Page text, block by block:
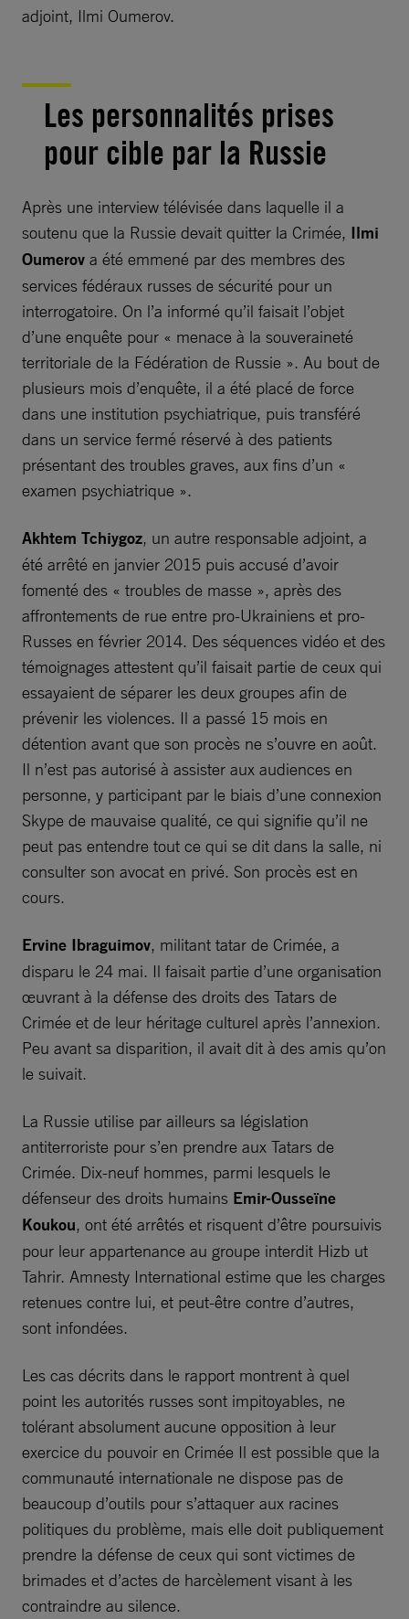
adjoint, Ilmi Oumerov.
Les personnalités prises
pour cible par la Russie
Après une interview télévisée dans laquelle il a
soutenu que la Russie devait quitter la Crimée, Ilmi
Oumerov a été emmené par des membres des
services fédéraux russes de sécurité pour un
interrogatoire. On l’a informé qu’il faisait l’objet
d’une enquête pour « menace à la souveraineté
territoriale de la Fédération de Russie ». Au bout de
plusieurs mois d’enquête, il a été placé de force
dans une institution psychiatrique, puis transféré
dans un service fermé réservé à des patients
présentant des troubles graves, aux fins d’un «
examen psychiatrique ».
Akhtem Tchiygoz, un autre responsable adjoint, a
été arrêté en janvier 2015 puis accusé d’avoir
fomenté des « troubles de masse », après des
affrontements de rue entre pro-Ukrainiens et pro-
Russes en février 2014. Des séquences vidéo et des
témoignages attestent qu’il faisait partie de ceux qui
essayaient de séparer les deux groupes afin de
prévenir les violences. Il a passé 15 mois en
détention avant que son procès ne s’ouvre en août.
Il n’est pas autorisé à assister aux audiences en
personne, y participant par le biais d’une connexion
Skype de mauvaise qualité, ce qui signifie qu’il ne
peut pas entendre tout ce qui se dit dans la salle, ni
consulter son avocat en privé. Son procès est en
cours.
Ervine Ibraguimov, militant tatar de Crimée, a
disparu le 24 mai. Il faisait partie d’une organisation
œuvrant à la défense des droits des Tatars de
Crimée et de leur héritage culturel après l’annexion.
Peu avant sa disparition, il avait dit à des amis qu’on
le suivait.
La Russie utilise par ailleurs sa législation
antiterroriste pour s’en prendre aux Tatars de
Crimée. Dix-neuf hommes, parmi lesquels le
défenseur des droits humains Emir-Ousseïne
Koukou, ont été arrêtés et risquent d’être poursuivis
pour leur appartenance au groupe interdit Hizb ut
Tahrir. Amnesty International estime que les charges
retenues contre lui, et peut-être contre d’autres,
sont infondées.
Les cas décrits dans le rapport montrent à quel
point les autorités russes sont impitoyables, ne
tolérant absolument aucune opposition à leur
exercice du pouvoir en Crimée Il est possible que la
communauté internationale ne dispose pas de
beaucoup d’outils pour s’attaquer aux racines
politiques du problème, mais elle doit publiquement
prendre la défense de ceux qui sont victimes de
brimades et d’actes de harcèlement visant à les
contraindre au silence.